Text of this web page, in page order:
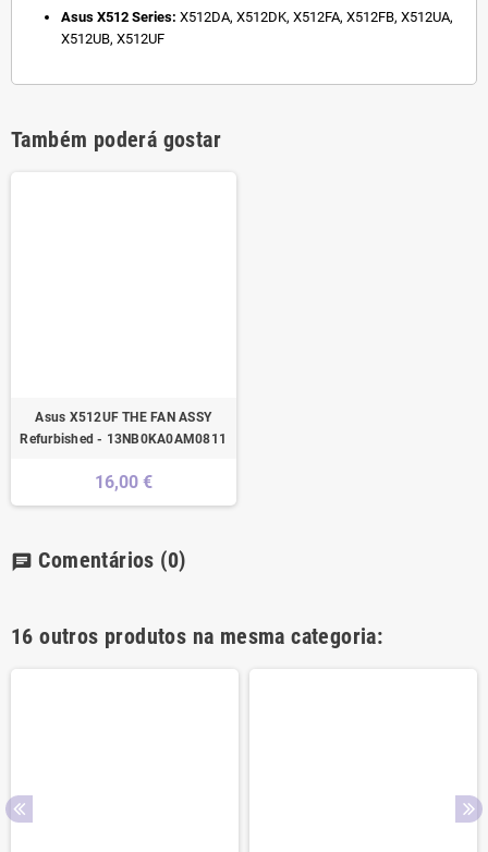
Asus X512 Series: X512DA, X512DK, X512FA, X512FB, X512UA,
X512UB, X512UF
Também poderá gostar
Asus X512UF THE FAN ASSY
Refurbished - 13NB0KA0AM0811
16,00 €
chat Comentários (0)
16 outros produtos na mesma categoria: